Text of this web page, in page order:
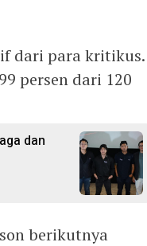
dari para kritikus.
persen dari 120
dan
berikutnya